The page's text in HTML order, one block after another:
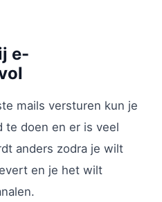
e-
mails versturen kun je
te doen en er is veel
anders zodra je wilt
en je het wilt